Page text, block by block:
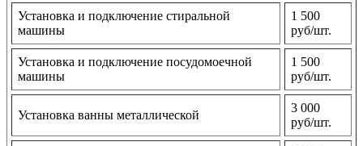
Установка и подключение стиральной
машины
1 500
руб/шт.
Установка и подключение посудомоечной
машины
1 500
руб/шт.
Установка ванны металлической
3 000
руб/шт.